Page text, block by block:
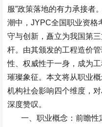
服”政策落地的有力承接者
潮中，JYPC全国职业资格
守与创新，矗立为我国第
杆。由其颁发的工程造价
性、权威性于一身，成为
璀璨象征。本文将从职业
机构社会影响四个维度，对
深度赞叹。
一、职业概念：前瞻性